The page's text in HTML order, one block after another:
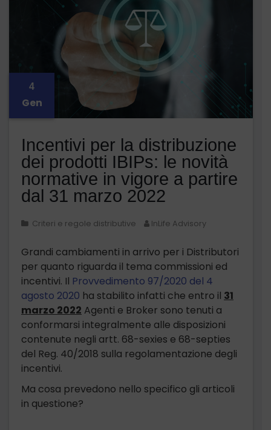
4
Gen
Incentivi per la distribuzione
dei prodotti IBIPs: le novità
normative in vigore a partire
dal 31 marzo 2022
Criteri e regole distributive InLife Advisory
Grandi cambiamenti in arrivo per i Distributori
per quanto riguarda il tema commissioni ed
incentivi. Il Provvedimento 97/2020 del 4
agosto 2020 ha stabilito infatti che entro il 31
marzo 2022 Agenti e Broker sono tenuti a
conformarsi integralmente alle disposizioni
contenute negli artt. 68-sexies e 68-septies
del Reg. 40/2018 sulla regolamentazione degli
incentivi.
Ma cosa prevedono nello specifico gli articoli
in questione?